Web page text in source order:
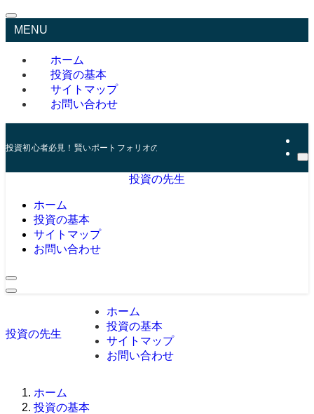
MENU
ホーム
投資の基本
サイトマップ
お問い合わせ
投資初心者必見！賢いポートフォリオの組み方とリスク管理の秘訣
投資の先生
ホーム
投資の基本
サイトマップ
お問い合わせ
投資の先生
ホーム
投資の基本
サイトマップ
お問い合わせ
ホーム
投資の基本